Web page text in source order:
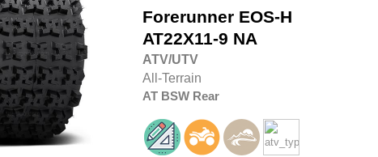
Forerunner EOS-H
AT22X11-9 NA
ATV/UTV
All-Terrain
AT BSW Rear